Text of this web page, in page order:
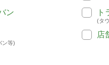
ン
ト
(タ
ン等)
店